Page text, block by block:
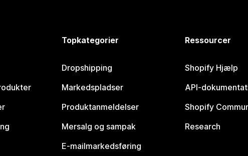
Topkategorier
Dropshipping
Markedspladser
Produktanmeldelser
Mersalg og sampak
E-mailmarkedsføring
Ressourcer
Shopify Hjælp
API-
Shopify
Research